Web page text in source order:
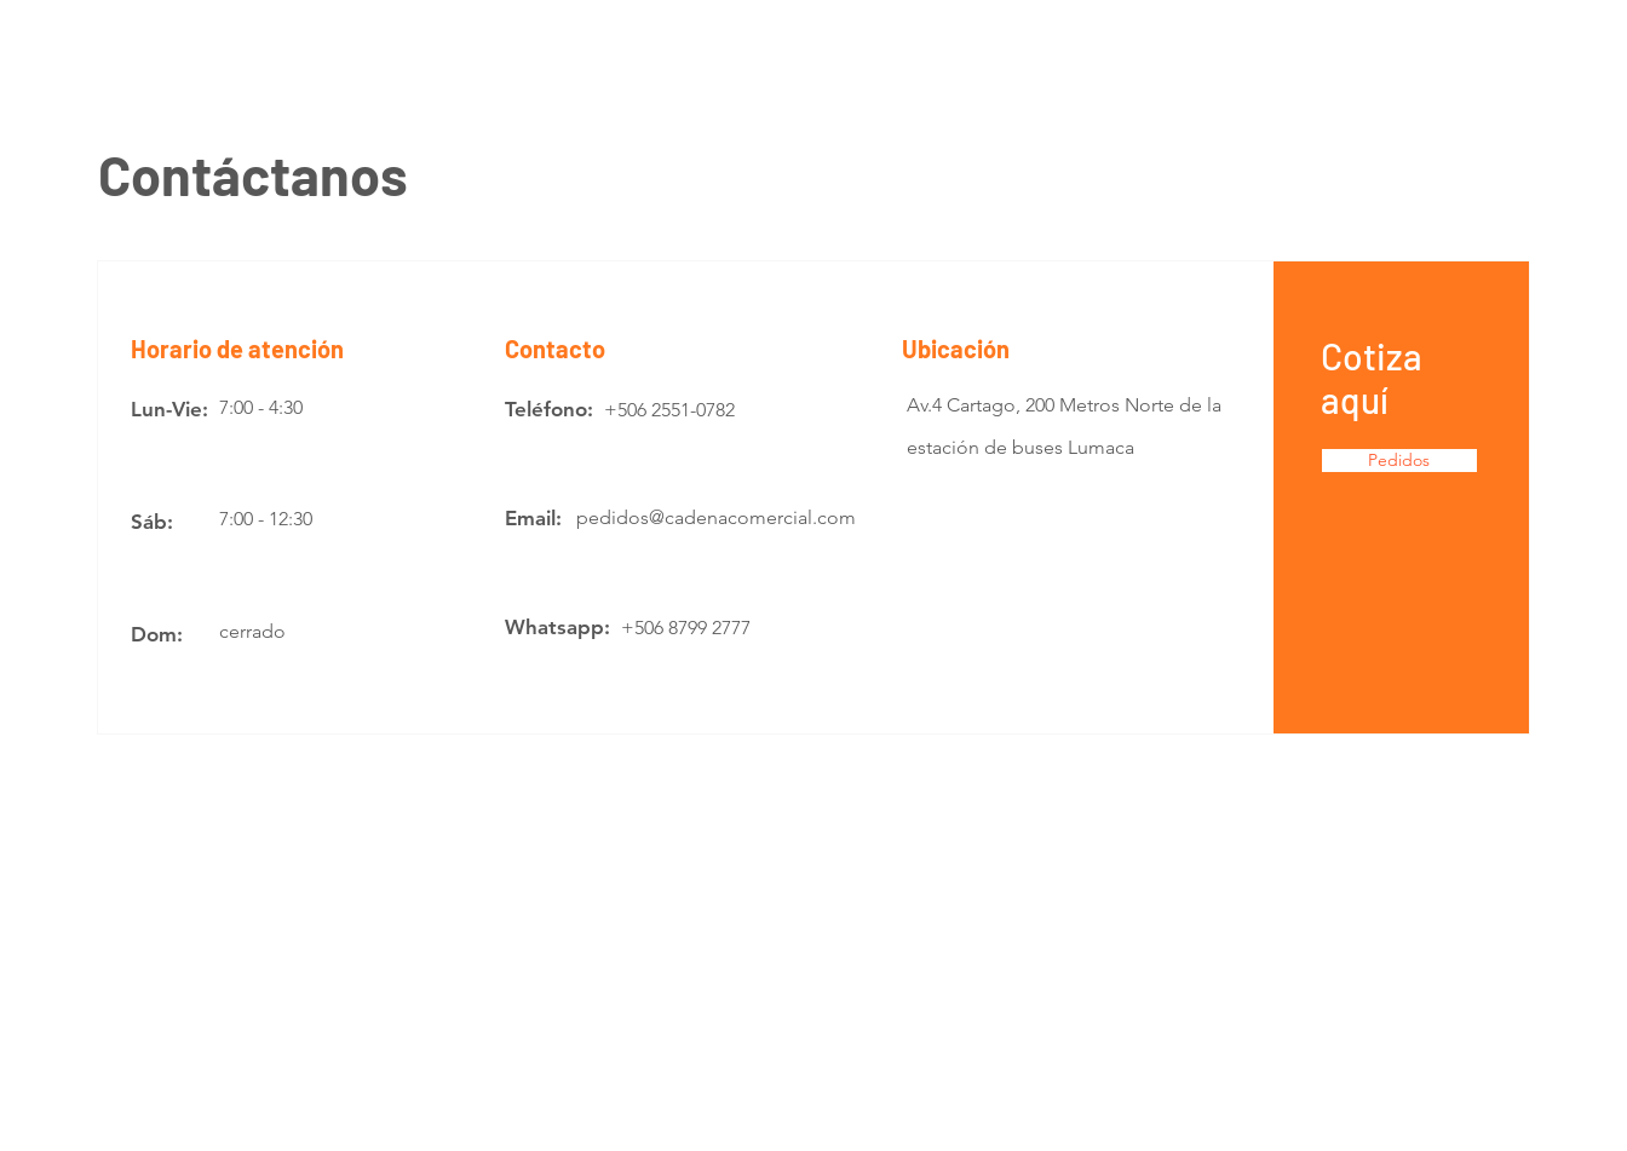
Contáctanos
Horario de atención
Lun-Vie: 7:00 - 4:30
Sáb: 7:00 - 12:30
Dom: cerrado
Contacto
Teléfono: +506 2551-0782
Email: pedidos@cadenacomercial.com
Whatsapp: +506 8799 2777
Ubicación
Av.4 Cartago, 200 Metros Norte de la
estación de buses Lumaca
Cotiza
aquí
Pedidos